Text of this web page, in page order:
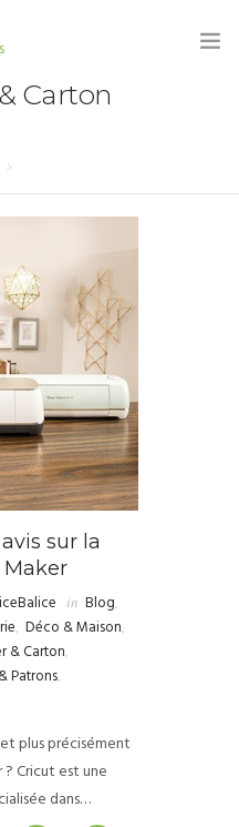
Carton
sur la
in Blog,
, Déco & Maison,
& Carton,
Patrons,
plus précisément
Cricut est une
dans…